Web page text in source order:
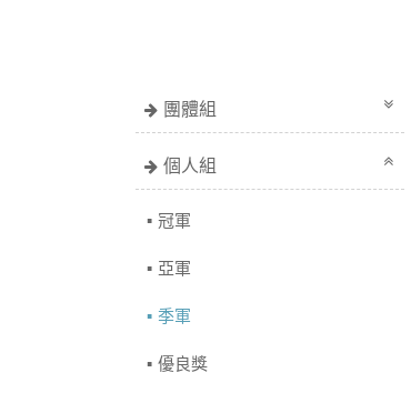
團體組
個人組
冠軍
亞軍
季軍
優良獎